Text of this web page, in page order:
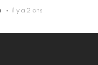
il y a 2 ans